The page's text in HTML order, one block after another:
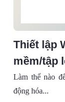
Thiết lập
mềm/tập
Làm thế nào
động hóa...